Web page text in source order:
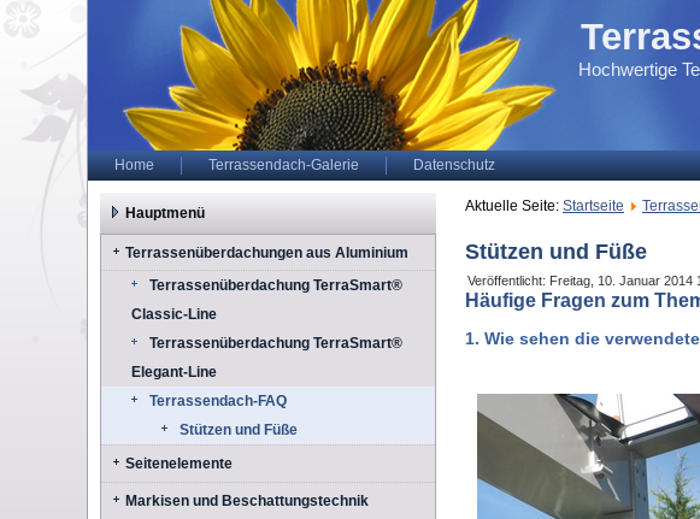
Hochwertige
Home Terrassendach-Galerie Datenschutz
Hauptmenü
Terrassenüberdachungen aus Aluminium
Terrassenüberdachung TerraSmart®
Classic-Line
Terrassenüberdachung TerraSmart®
Elegant-Line
Terrassendach-FAQ
Stützen und Füße
Seitenelemente
Markisen und Beschattungstechnik
Aktuelle Seite: Startseite
Stützen und Füße
Veröffentlicht: Freitag, 10. Januar 2014
Häufige Fragen zum
1. Wie sehen die